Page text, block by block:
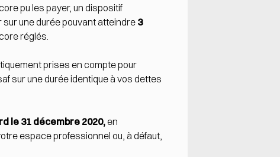
pu les payer, un dispositif
une durée pouvant atteindre3
réglés.
prises en compte pour
sur une durée identique à vos dettes
le 31 décembre 2020,en
espace professionnel ou, à défaut,